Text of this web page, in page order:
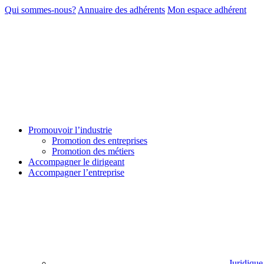
Qui sommes-nous? Annuaire des adhérents Mon espace adhérent
Promouvoir l’industrie
Promotion des entreprises
Promotion des métiers
Accompagner le dirigeant
Accompagner l’entreprise